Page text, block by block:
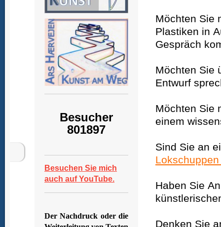
Besucher
801897
Besuchen Sie mich
auch auf YouTube.
Der Nachdruck oder die
Möchten Sie
Plastiken in
Gespräch
Möchten Sie
Entwurf
Möchten Sie
einem
Sind Sie an
Lokschuppen
Haben Sie
Denken Sie